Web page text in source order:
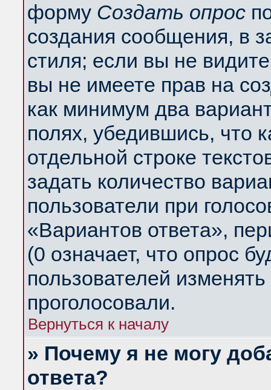
форму Создать опрос
создания сообщения, в
стиля; если вы не
вы не имеете прав на
как минимум два
полях, убедившись, что
отдельной строке
задать количество
пользователи при
«Вариантов ответа»,
(0 означает, что опрос
пользователей
проголосовали.
Вернуться к началу
» Почему я не могу
ответа?